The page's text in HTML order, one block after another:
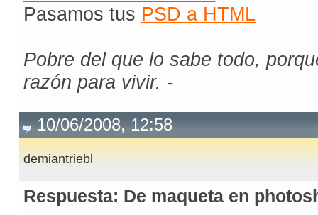
Pasamos tus PSD a HTML
Pobre del que lo sabe todo,
razón para vivir. -
10/06/2008, 12:58
demiantriebl
Respuesta: De maqueta en